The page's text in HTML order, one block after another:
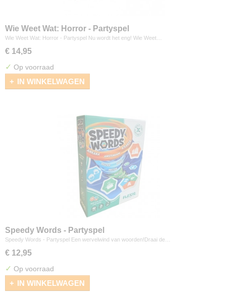
Wie Weet Wat: Horror - Partyspel
Wie Weet Wat: Horror - Partyspel Nu wordt het eng! Wie Weet…
€ 14,95
✓ Op voorraad
IN WINKELWAGEN
Speedy Words - Partyspel
Speedy Words - Partyspel Een wervelwind van woorden!Draai de…
€ 12,95
✓ Op voorraad
IN WINKELWAGEN